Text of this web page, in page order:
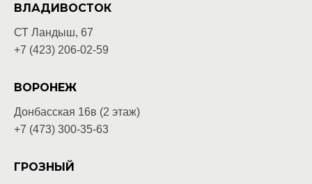
ВЛАДИВОСТОК
СТ Ландыш, 67
+7 (423) 206-02-59
ВОРОНЕЖ
Донбасская 16в (2 этаж)
+7 (473) 300-35-63
ГРОЗНЫЙ